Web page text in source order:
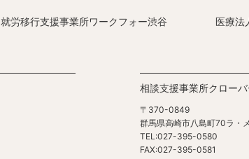
就労移行支援事業所ワークフォー渋谷 医療
相談支援事業所クロー
〒370-0849
群馬県高崎市八島町70ラ・
TEL:027-395-0580
FAX:027-395-0581